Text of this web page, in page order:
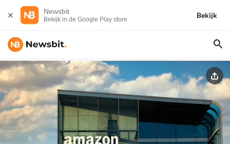
Newsbit
Bekijk in de Google Play store
Bekijk